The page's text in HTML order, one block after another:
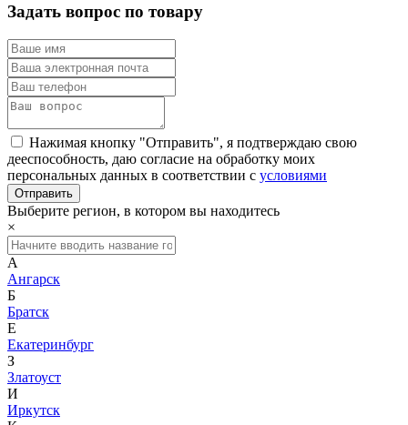
Задать вопрос по товару
Нажимая кнопку "Отправить", я подтверждаю свою
дееспособность, даю согласие на обработку моих
персональных данных в соответствии с условиями
Выберите регион, в котором вы находитесь
×
А
Ангарск
Б
Братск
Е
Екатеринбург
З
Златоуст
И
Иркутск